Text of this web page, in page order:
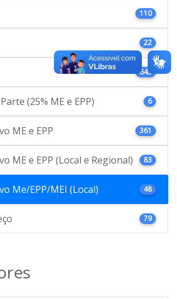
110
22
645
(25% ME e EPP) 6
ME e EPP 361
ME e EPP (Local e Regional) 83
Me/EPP/MEI (Local) 48
79